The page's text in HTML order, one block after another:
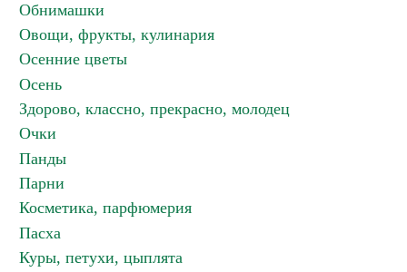
Обнимашки
Овощи, фрукты, кулинария
Осенние цветы
Осень
Здорово, классно, прекрасно, молодец
Очки
Панды
Парни
Косметика, парфюмерия
Пасха
Куры, петухи, цыплята